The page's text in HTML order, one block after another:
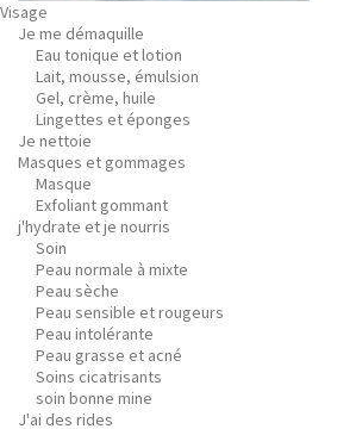
Visage
Je me démaquille
Eau tonique et lotion
Lait, mousse, émulsion
Gel, crème, huile
Lingettes et éponges
Je nettoie
Masques et gommages
Masque
Exfoliant gommant
j'hydrate et je nourris
Soin
Peau normale à mixte
Peau sèche
Peau sensible et rougeurs
Peau intolérante
Peau grasse et acné
Soins cicatrisants
soin bonne mine
J'ai des rides